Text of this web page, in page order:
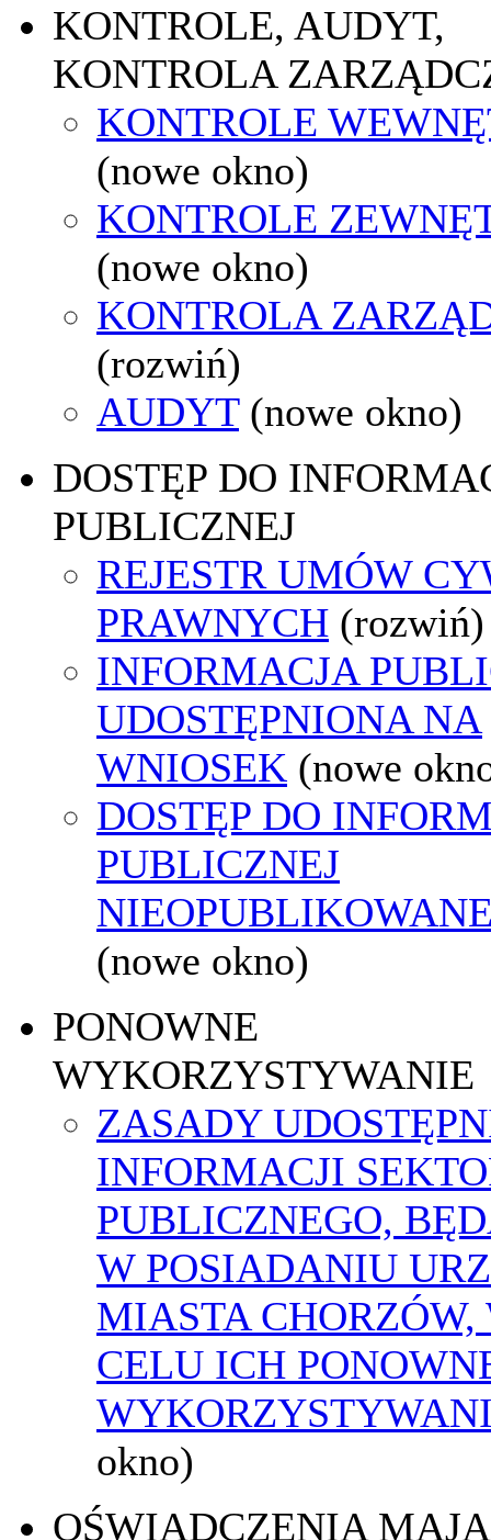
KONTROLE, AUDYT,
KONTROLA
KONTROLE
(nowe okno)
KONTROLE
(nowe okno)
KONTROLA
(rozwiń)
AUDYT (nowe okno)
DOSTĘP DO
PUBLICZNEJ
REJESTR UMÓW
PRAWNYCH (rozwiń)
INFORMACJA
UDOSTĘPNIONA NA
WNIOSEK (nowe
DOSTĘP DO
PUBLICZNEJ
(nowe okno)
PONOWNE
WYKORZYSTYWANIE
ZASADY
INFORMACJI
PUBLICZNEGO,
W POSIADANIU
MIASTA CHORZÓW,
CELU ICH
okno)
OŚWIADCZENIA